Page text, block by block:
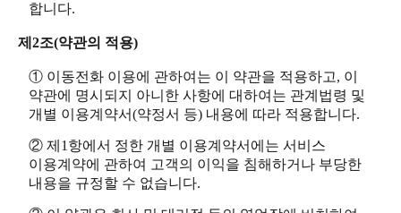
합니다.
제2조(약관의 적용)
① 이동전화 이용에 관하여는 이 약관을 적용하고, 이
약관에 명시되지 아니한 사항에 대하여는 관계법령 및
개별 이용계약서(약정서 등) 내용에 따라 적용합니다.
② 제1항에서 정한 개별 이용계약서에는 서비스
이용계약에 관하여 고객의 이익을 침해하거나 부당한
내용을 규정할 수 없습니다.